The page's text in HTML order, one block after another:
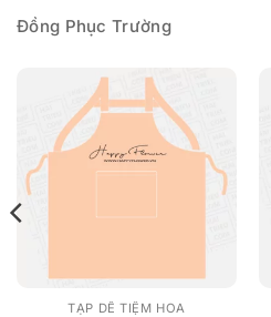
Đồng Phục Trường
TẠP DỀ TIỆM HOA